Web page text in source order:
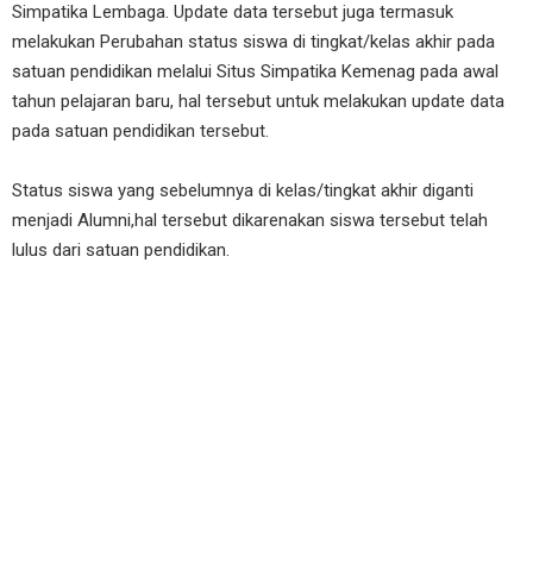
Simpatika Lembaga. Update data tersebut juga termasuk
melakukan Perubahan status siswa di tingkat/kelas akhir pada
satuan pendidikan melalui Situs Simpatika Kemenag pada awal
tahun pelajaran baru, hal tersebut untuk melakukan update data
pada satuan pendidikan tersebut.
Status siswa yang sebelumnya di kelas/tingkat akhir diganti
menjadi Alumni,hal tersebut dikarenakan siswa tersebut telah
lulus dari satuan pendidikan.